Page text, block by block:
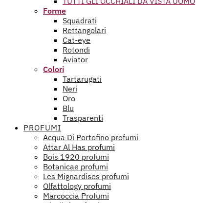
Forme
Squadrati
Rettangolari
Cat-eye
Rotondi
Aviator
Colori
Tartarugati
Neri
Oro
Blu
Trasparenti
PROFUMI
Acqua Di Portofino profumi
Attar Al Has profumi
Bois 1920 profumi
Botanicae profumi
Les Mignardises profumi
Olfattology profumi
Marcoccia Profumi